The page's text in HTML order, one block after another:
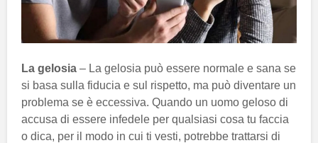
La gelosia – La gelosia può essere normale e sana se
si basa sulla fiducia e sul rispetto, ma può diventare un
problema se è eccessiva. Quando un uomo geloso di
accusa di essere infedele per qualsiasi cosa tu faccia
o dica, per il modo in cui ti vesti, potrebbe trattarsi di